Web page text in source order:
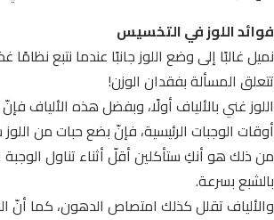
فوائد اللوز في التخسيس
نميل غالبًا إلى وضع اللوز جانبًا عندما نتبع
تتعلق المسألة بفقدان الوزن!
اللوز غني بالألياف أولًا، وبفضل هذه الألياف
أوقات الوجبات الرئيسية، فإنّ بضع حبات من
من ذلك هو أنكِ ستأكلين أقلّ أثناء تناول
بالشبع بسرعة.
والألياف تقلل كذلك امتصاص الدهون، كما أنّ اللوز يحتوي على الأوميغا 3